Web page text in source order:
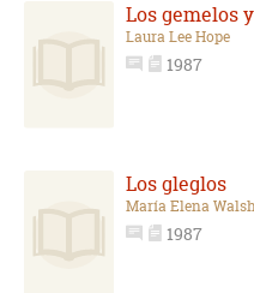
Los gemelos
Laura Lee Hope
1987
Los gleglos
María Elena
1987